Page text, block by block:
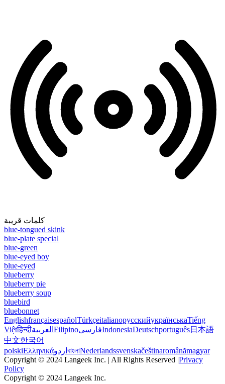
كلمات قريبة
blue-tongued skink
blue-plate special
blue-green
blue-eyed boy
blue-eyed
blueberry
blueberry pie
blueberry soup
bluebird
bluebonnet
EnglishfrançaisespañolTürkçeitalianoрусскийукраїнськаTiếng
Việtहिन्दीالعربية FilipinoفارسیIndonesiaDeutschportuguês日本語
中文한국어
polskiΕλληνικάاردو বাংলাNederlandssvenskačeštinaromânămagyar
Copyright © 2024 Langeek Inc. | All Rights Reserved |Privacy
Policy
Copyright © 2024 Langeek Inc.